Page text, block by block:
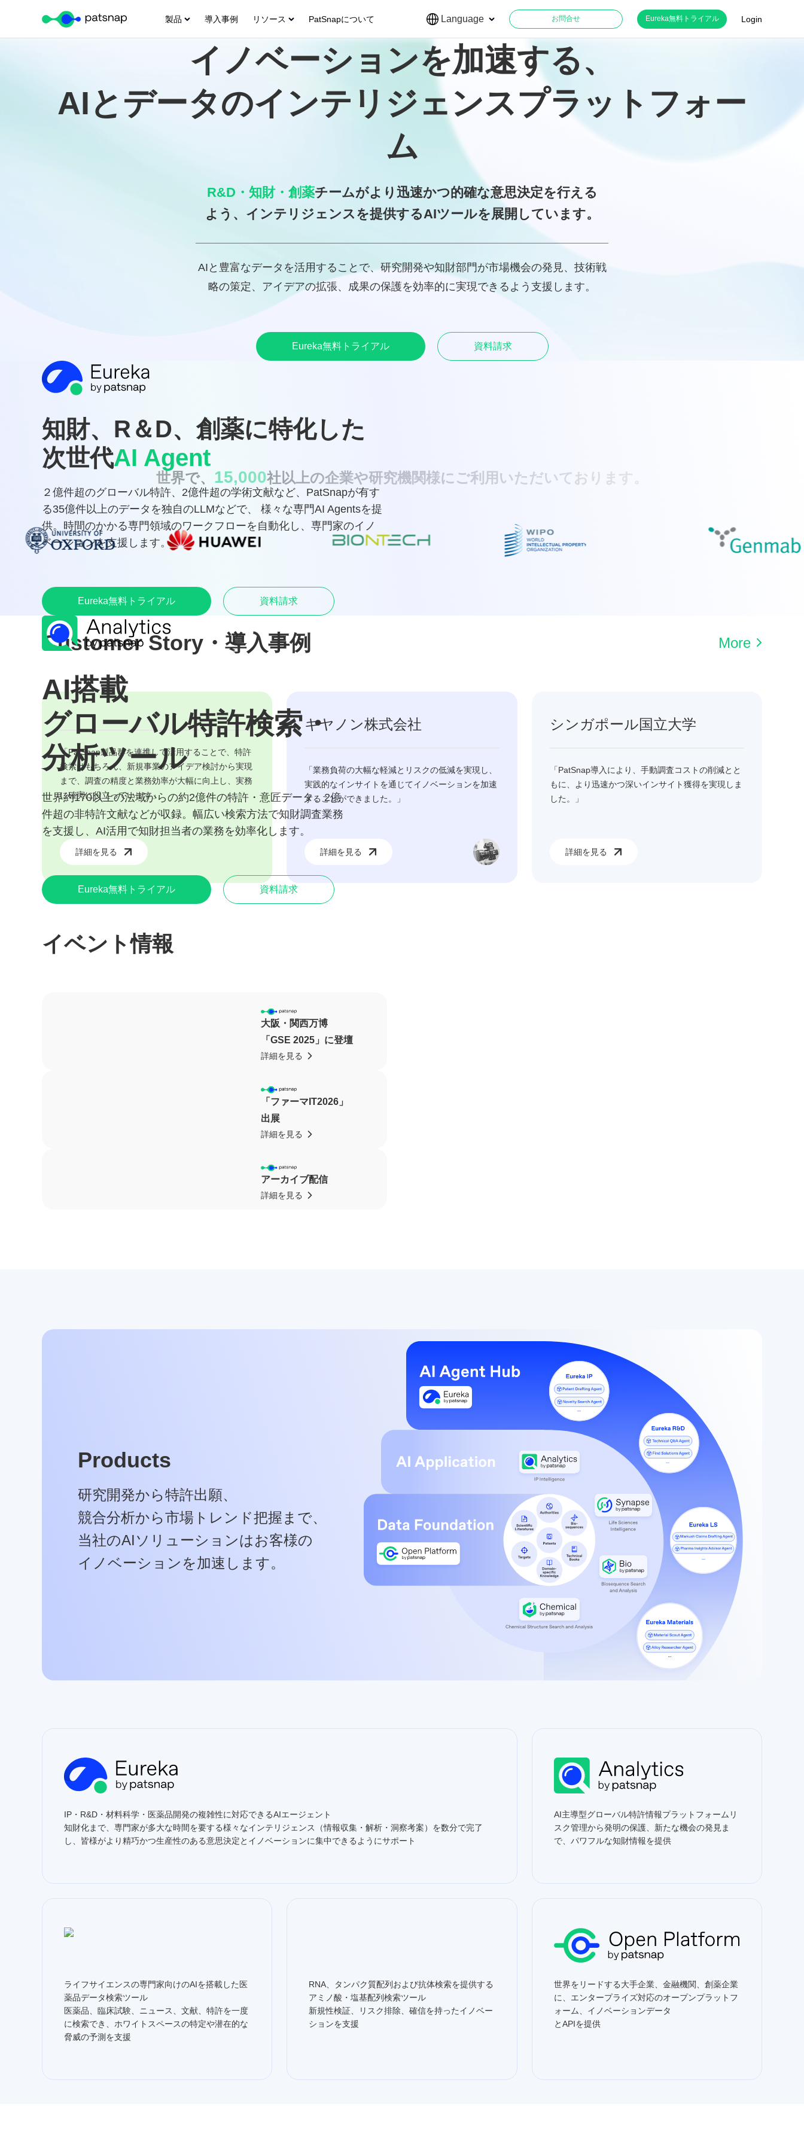
製品 導入事例 リソース PatSnapについて Language お問合せ Eureka無料トライアル Login
イノベーションを加速する、
AIとデータのインテリジェンスプラットフォー
ム
R&D・知財・創薬チームがより迅速かつ的確な意思決定を行える
よう、インテリジェンスを提供するAIツールを展開しています。
AIと豊富なデータを活用することで、研究開発や知財部門が市場機会の発見、技術戦
略の策定、アイデアの拡張、成果の保護を効率的に実現できるよう支援します。
Eureka無料トライアル 資料請求​
知財、R＆D、創薬に特化した
次世代AI Agent
２億件超のグローバル特許、2億件超の学術文献など、PatSnapが有す
る35億件以上のデータを独自のLLMなどで、 様々な専門AI Agentsを提
供。時間のかかる専門領域のワークフローを自動化し、専門家のイノ
ベーションを支援します。
Eureka無料トライアル 資料請求​
AI搭載
グローバル特許検索・
分析ツール​
世界約170以上の法域からの約2億件の特許・意匠データ、2億
件超の非特許文献などが収録。幅広い検索方法で知財調査業務
を支援し、AI活用で知財担当者の業務を効率化します。
Eureka無料トライアル 資料請求​
世界で、 15,000社以上の企業や研究機関様にご利用いただいております。​​
Customer Story・導入事例 More
「PatSnap製品群を連携して活用することで、特許
検索はもちろん、新規事業のアイデア検討から実現
まで、調査の精度と業務効率が大幅に向上し、実務
に確実に役立っています」
詳細を見る
キヤノン株式会社
「業務負荷の大幅な軽減とリスクの低減を実現し、
実践的なインサイトを通じてイノベーションを加速
することができました。​」
詳細を見る
シンガポール国立大学
「PatSnap導入により、手動調査コストの削減とと
もに、より迅速かつ深いインサイト獲得を実現しま
した。」
詳細を見る
イベント情報
大阪・関西万博
「GSE 2025」に登壇
詳細を見る
「ファーマIT2026」
出展
詳細を見る
アーカイブ配信
詳細を見る
Products
研究開発から特許出願、
競合分析から市場トレンド把握まで、
当社のAIソリューションはお客様の
イノベーションを加速します。​
IP・R&D・材料科学・医薬品開発の複雑性に対応できるAIエージェント
知財化まで、専門家が多大な時間を要する様々なインテリジェンス（情報収集・解析・洞察考案）を数分で完了
し、皆様がより精巧かつ生産性のある意思決定とイノベーションに集中できるようにサポート
AI主導型グローバル特許情報プラットフォームリ
スク管理から発明の保護、新たな機会の発見ま
で、パワフルな知財情報を提供
ライフサイエンスの専門家向けのAIを搭載した医
薬品データ検索ツール
医薬品、臨床試験、ニュース、文献、特許を一度
に検索でき、ホワイトスペースの特定や潜在的な
脅威の予測を支援​
RNA、タンパク質配列および抗体検索を提供する
アミノ酸・塩基配列検索ツール
新規性検証、リスク排除、確信を持ったイノベー
ションを支援
世界をリードする大手企業、金融機関、創薬企業
に、エンタープライズ対応のオープンプラットフ
ォーム、イノベーションデータ
とAPIを提供